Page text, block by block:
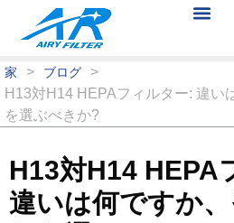
家 > ブログ
>
H13対H14 HEPAフィルター: 違い
を選ぶべきか?
H13対H14 HEPA
違いは何ですか